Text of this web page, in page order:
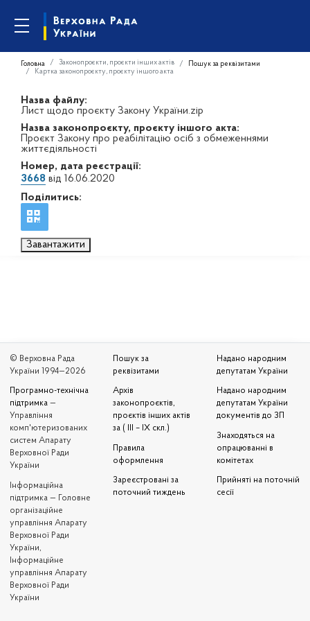
Головна Законопроєкти, проєкти інших актів
Пошук за реквізитами
Картка законопроєкту, проєкту іншого акта
Назва файлу:
Лист щодо проєкту Закону України.zip
Назва законопроєкту, проєкту іншого акта:
Проєкт Закону про реабілітацію осіб з обмеженнями
життєдіяльності
Номер, дата реєстрації:
3668 від 16.06.2020
Поділитись:
Завантажити
© Верховна Рада
України 1994—2026
Програмно-технічна
підтримка —
Управління
комп'ютеризованих
систем Апарату
Верховної Ради
України
Iнформаційна
підтримка — Головне
організаційне
управління Апарату
Верховної Ради
України,
Інформаційне
управління Апарату
Верховної Ради
України
Пошук за
реквізитами
Архів
законопроєктів,
проєктів інших актів
за ( III – IX скл.)
Правила
оформлення
Зареєстровані за
поточний тиждень
Надано народним
депутатам України
Надано народним
депутатам України
документів до ЗП
Знаходяться на
опрацюванні в
комітетах
Прийняті на поточній
сесії